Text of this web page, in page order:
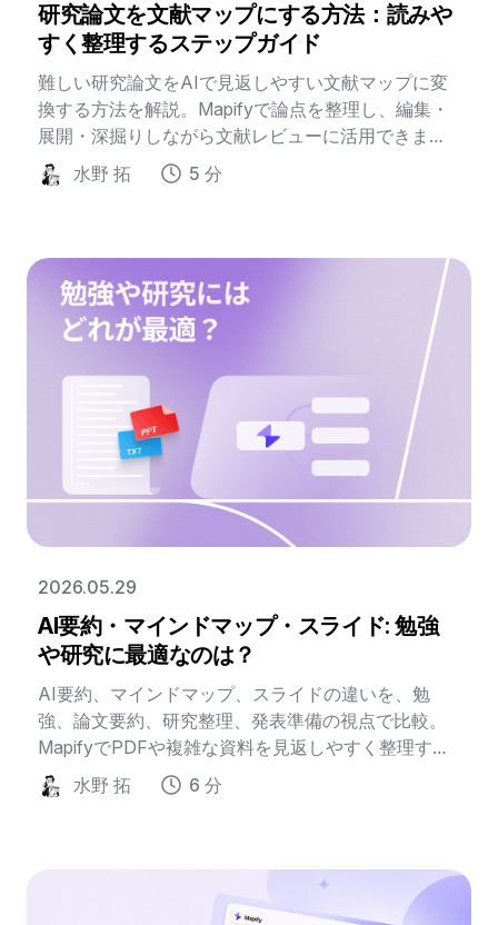
水野 拓 5 分
研究論文を文献マップにする方法：読みや
すく整理するステップガイド
難しい研究論文をAIで見返しやすい文献マップに変
換する方法を解説。Mapifyで論点を整理し、編集・
展開・深掘りしながら文献レビューに活用できま
す。
水野 拓 6 分
2026.05.29
AI要約・マインドマップ・スライド: 勉強
や研究に最適なのは？
AI要約、マインドマップ、スライドの違いを、勉
強、論文要約、研究整理、発表準備の視点で比較。
MapifyでPDFや複雑な資料を見返しやすく整理する
方法もわかります。